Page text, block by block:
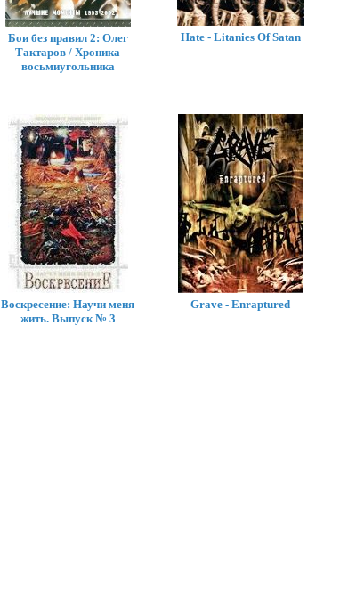
Бои без правил 2: Олег
Тактаров / Хроника
восьмиугольника
Hate - Litanies Of Satan
Воскресение: Научи меня
жить. Выпуск № 3
Grave - Enraptured